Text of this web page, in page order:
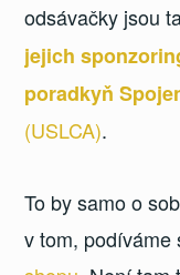
odsávačky jsou
jejich
poradkyň
(USLCA).
To by samo o
v tom, podíváme